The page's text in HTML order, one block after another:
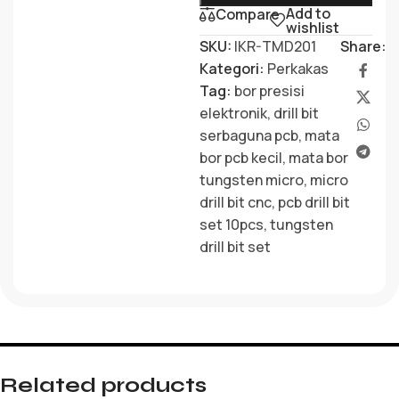
Compare Add to
wishlist
SKU: IKR-TMD201
Kategori: Perkakas
Tag: bor presisi
elektronik, drill bit
serbaguna pcb, mata
bor pcb kecil, mata bor
tungsten micro, micro
drill bit cnc, pcb drill bit
set 10pcs,tungsten
drill bit set
Share:
Related products